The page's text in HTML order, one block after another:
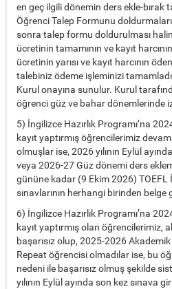
en geç ilgili dönemin ders ekle-
Öğrenci Talep Formunu
sonra talep formu doldurulması
ücretinin tamamının ve kayıt
ücretinin yarısı ve kayıt harcının
talebiniz ödeme işleminizi
Kurul onayına sunulur. Kurul
öğrenci güz ve bahar dönemlerinde
5) İngilizce Hazırlık Programı’na
kayıt yaptırmış öğrencilerimiz
olmuşlar ise, 2026 yılının Eylül
veya 2026-27 Güz dönemi ders
gününe kadar (9 Ekim 2026) TOEFL
sınavlarının herhangi birinden belge
6) İngilizce Hazırlık Programı’na
kayıt yaptırmış olan öğrencilerimiz,
başarısız olup, 2025-2026 Akademik
Repeat öğrencisi olmadılar ise, bu
nedeni ile başarısız olmuş şekilde
yılının Eylül ayında son kez sınava